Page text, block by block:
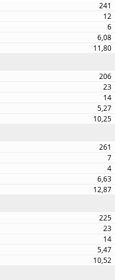
241
12
6
6,08
11,80
206
23
14
5,27
10,25
261
7
4
6,63
12,87
225
23
14
5,47
10,52